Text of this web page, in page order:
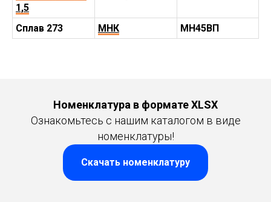
1,5
Сплав 273 МНК МН45ВП
Номенклатура в формате XLSX
Ознакомьтесь с нашим каталогом в виде
номенклатуры!
Скачать номенклатуру